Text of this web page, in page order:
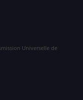
Universelle de